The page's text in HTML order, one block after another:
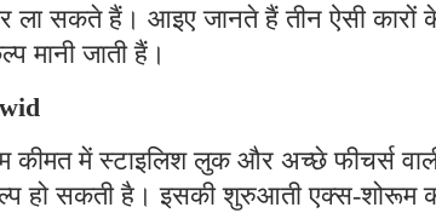
ला सकते हैं। आइए जानते हैं तीन ऐसी कारों के
मानी जाती हैं।
में स्टाइलिश लुक और अच्छे फीचर्स
हो सकती है। इसकी शुरुआती एक्स-शोरूम